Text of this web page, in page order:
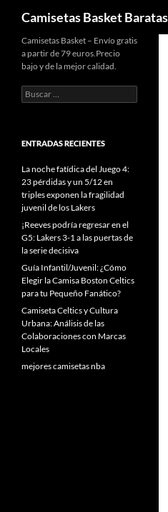
Camisetas Basket
Camisetas Basket – Envío gratis
a partir de 79 euros.Precio
bajo y de la mejor calidad.
Buscar:
ENTRADAS RECIENTES
La noche fatídica del Juego 4:
23 pérdidas y un 5/12 en
triples exponen la fragilidad
juvenil de los Lakers
¡Reeves podría regresar en el
G5: Lakers 3-1 a las puertas de
la serie decisiva
Guía Infantil/Juvenil: ¿Cómo
Elegir la Camisa Boston Celtics
para tu Pequeño Fanático?
Camiseta Celtics y Cultura
Urbana: Análisis de las
Colaboraciones con Marcas
Locales
mejores camisetas nba